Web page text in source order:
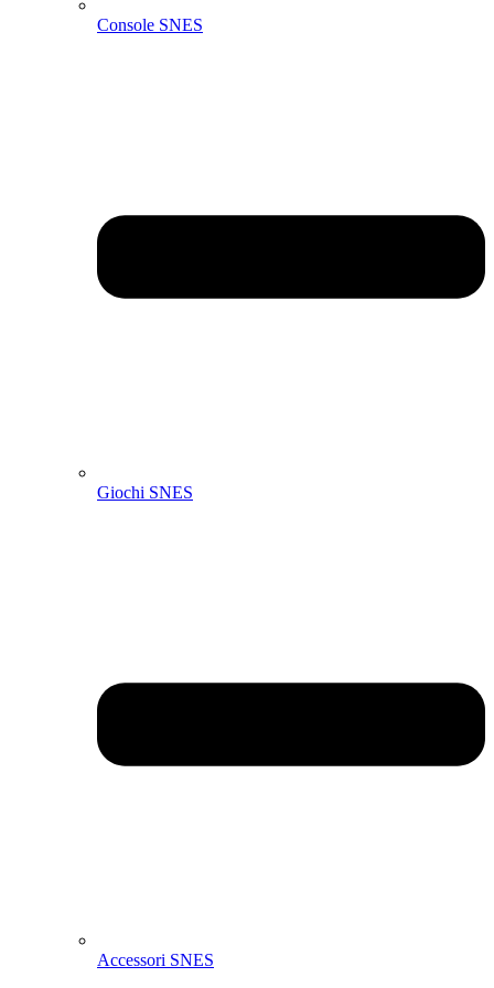
Console SNES
Giochi SNES
Accessori SNES